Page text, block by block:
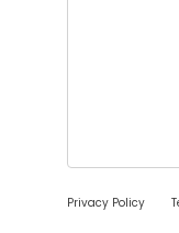
Privacy Policy